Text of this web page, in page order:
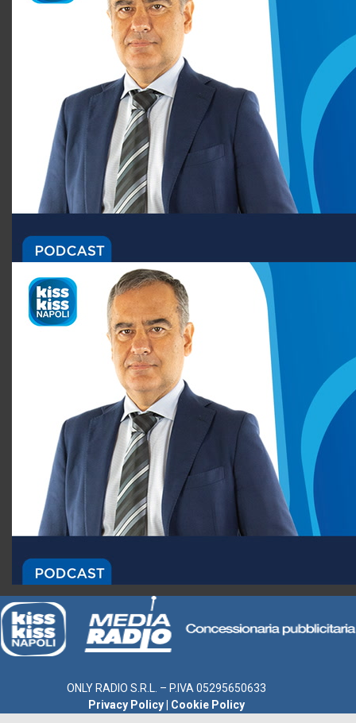
ONLY RADIO S.R.L. – P.IVA 05295650633
Privacy Policy
Cookie Policy